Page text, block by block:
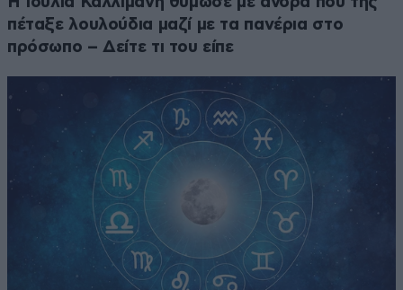
πέταξε λουλούδια μαζί με τα πανέρια στο
πρόσωπο – Δείτε τι του είπε